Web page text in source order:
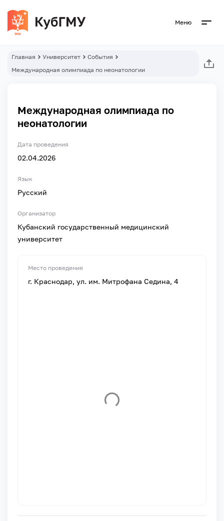
Меню
Главная Университет
События
Международная олимпиада по неонатологии
Международная олимпиада по
неонатологии
Дата проведения
02.04.2026
Язык
Русский
Организатор
Кубанский государственный медицинский
университет
Место проведения
г. Краснодар, ул. им. Митрофана Седина, 4